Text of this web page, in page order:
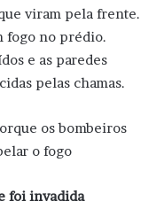
viram pela frente.
fogo no prédio.
e as paredes
pelas chamas.
os bombeiros
o fogo
foi invadida